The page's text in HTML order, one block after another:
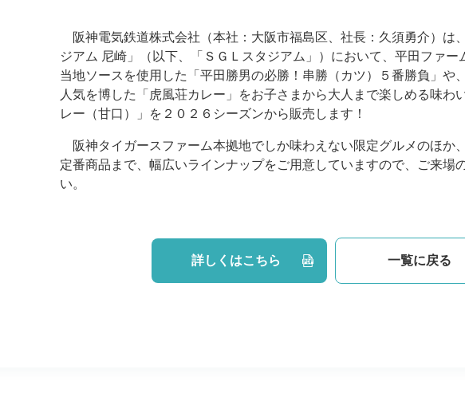
阪神電気鉄道株式会社（本社：大阪市福島区、社長：久須勇介）は
ジアム 尼崎」（以下、「ＳＧＬスタジアム」）において、平田ファー
当地ソースを使用した「平田勝男の必勝！串勝（カツ）５番勝負」や
人気を博した「虎風荘カレー」をお子さまから大人まで楽しめる味わ
レー（甘口）」を２０２６シーズンから販売します！
阪神タイガースファーム本拠地でしか味わえない限定グルメのほか
定番商品まで、幅広いラインナップをご用意していますので、ご来場
い。
詳しくはこちら 一覧に戻る